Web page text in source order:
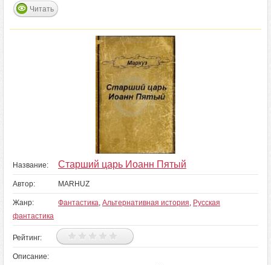
Читать
Название: Старший царь Иоанн Пятый
Автор: MARHUZ
Жанр: Фантастика, Альтернативная история, Русская
фантастика
Рейтинг:
Описание: